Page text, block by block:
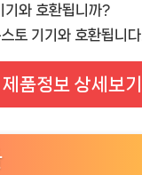
와 호환됩니까?
토 기기와 호환됩니다.
제품정보 상세보기